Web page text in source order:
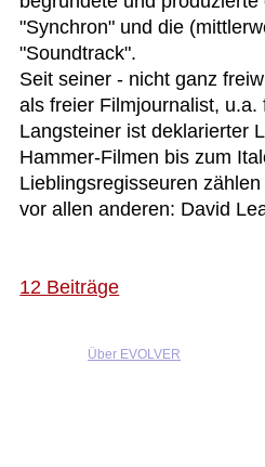
"Synchron" und die
"Soundtrack".
Seit seiner - nicht ganz
als freier Filmjournalist,
Langsteiner ist deklarierter
Hammer-Filmen bis zum
Lieblingsregisseuren
vor allen anderen: David
12 Beiträge
Über EVOLVER